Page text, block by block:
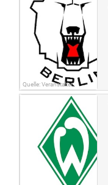
Quelle: Veranstalter